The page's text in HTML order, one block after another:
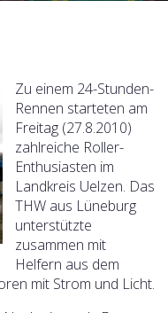
Zu einem 24-Stunden-
Rennen starteten am
Freitag (27.8.2010)
zahlreiche Roller-
Enthusiasten im
Landkreis Uelzen. Das
THW aus Lüneburg
unterstützte
zusammen mit
Helfern aus dem
mit Strom und Licht.